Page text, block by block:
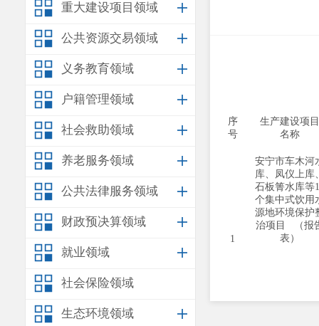
重大建设项目领域
公共资源交易领域
义务教育领域
户籍管理领域
社会救助领域
养老服务领域
公共法律服务领域
财政预决算领域
就业领域
社会保险领域
生态环境领域
序
号
生产建设项目
名称
1
安宁市车木河
库、凤仪上库
石板箐水库等
个集中式饮用
源地环境保护
治项目 （报
表）